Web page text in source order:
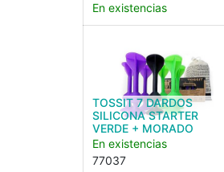
En existencias
TOSSIT 7 DARDOS
SILICONA STARTER
VERDE + MORADO
En existencias
77037